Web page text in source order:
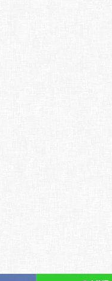
が大きな活躍をした